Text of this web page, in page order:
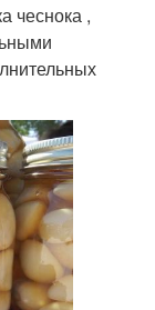
чеснока ,